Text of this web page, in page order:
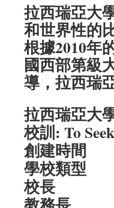
拉西瑞亞大
和世界性的
根據2010年
國西部第級
導，拉西瑞
拉西瑞亞大
校訓: To
創建時間
學校類型
校長